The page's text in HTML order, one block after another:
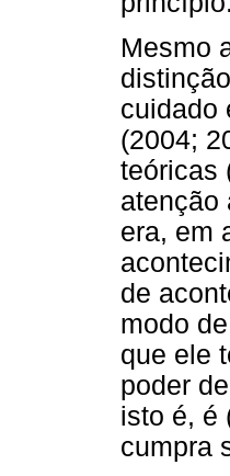
Mesmo
cuidado
(2004;
teóricas
atenção
era, em
de
modo
que ele
poder
isto é, é
cumpra